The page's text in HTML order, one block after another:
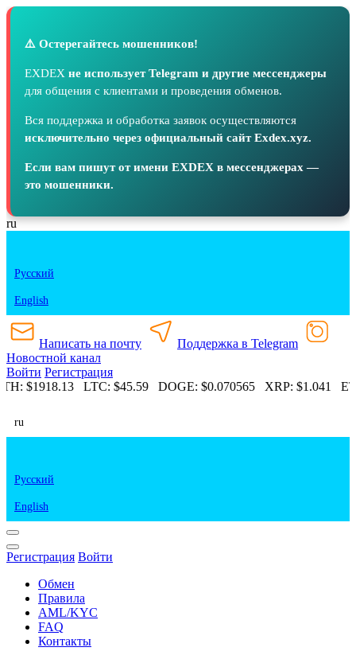
⚠️ Остерегайтесь мошенников!
EXDEX не использует Telegram и другие мессенджеры
для общения с клиентами и проведения обменов.
Вся поддержка и обработка заявок осуществляются
исключительно через официальный сайт Exdex.xyz.
Если вам пишут от имени EXDEX в мессенджерах —
это мошенники.
ru
Русский
English
Написать на почту
Поддержка в Telegram
Новостной канал
Войти Регистрация
$1918.13 LTC:$45.59 DOGE:$0.070565 XRP:$1.041
ru
Русский
English
Регистрация Войти
Обмен
Правила
AML/KYC
FAQ
Контакты